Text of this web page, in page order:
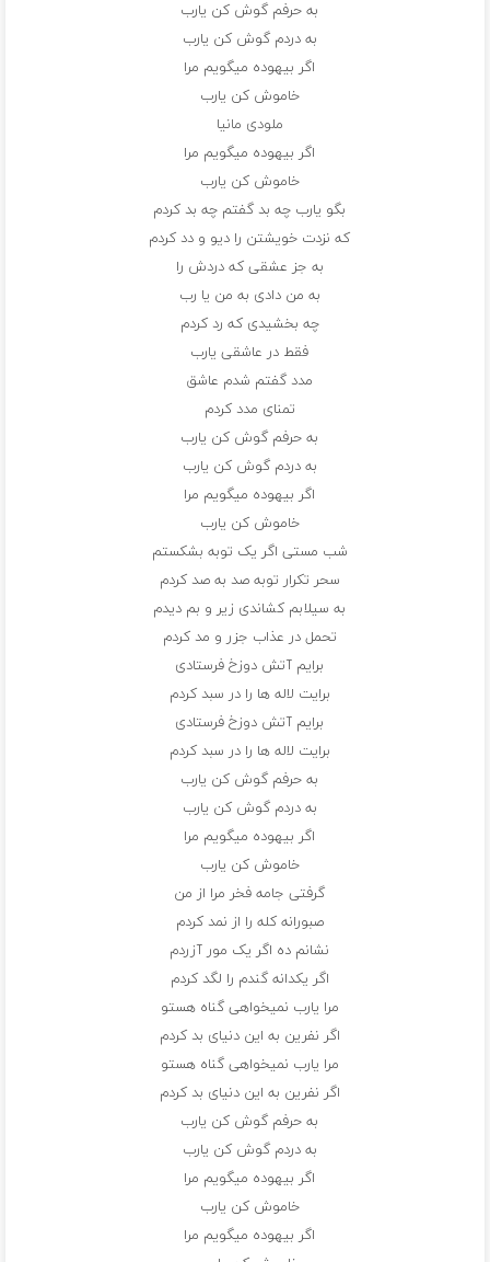
به حرفم گوش کن یارب
به دردم گوش کن یارب
اگر بیهوده میگویم مرا
خاموش کن یارب
ملودی مانیا
اگر بیهوده میگویم مرا
خاموش کن یارب
بگو یارب چه بد گفتم چه بد کردم
که نزدت خویشتن را دیو و دد کردم
به جز عشقی که دردش را
به من دادی به من یا رب
چه بخشیدی که رد کردم
فقط در عاشقی یارب
مدد گفتم شدم عاشق
تمنای مدد کردم
به حرفم گوش کن یارب
به دردم گوش کن یارب
اگر بیهوده میگویم مرا
خاموش کن یارب
شب مستی اگر یک توبه بشکستم
سحر تکرار توبه صد به صد کردم
به سیلابم کشاندی زیر و بم دیدم
تحمل در عذاب جزر و مد کردم
برایم آتش دوزخ فرستادی
برایت لاله ها را در سبد کردم
برایم آتش دوزخ فرستادی
برایت لاله ها را در سبد کردم
به حرفم گوش کن یارب
به دردم گوش کن یارب
اگر بیهوده میگویم مرا
خاموش کن یارب
گرفتی جامه فخر مرا از من
صبورانه کله را از نمد کردم
نشانم ده اگر یک مور آزردم
اگر یکدانه گندم را لگد کردم
مرا یارب نمیخواهی گناه هستو
اگر نفرین به این دنیای بد کردم
مرا یارب نمیخواهی گناه هستو
اگر نفرین به این دنیای بد کردم
به حرفم گوش کن یارب
به دردم گوش کن یارب
اگر بیهوده میگویم مرا
خاموش کن یارب
اگر بیهوده میگویم مرا